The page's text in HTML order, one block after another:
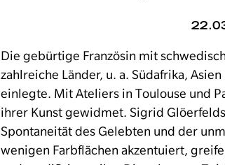
Die gebürtige Französin mit
zahlreiche Länder, u. a. Südafrika,
einlegte. Mit Ateliers in Toulouse und
ihrer Kunst gewidmet. Sigrid
Spontaneität des Gelebten und der
wenigen Farbflächen akzentuiert,